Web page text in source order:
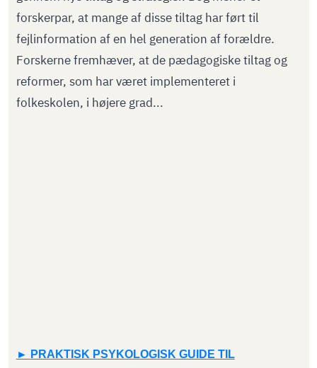
forskerpar, at mange af disse tiltag har ført til
fejlinformation af en hel generation af forældre.
Forskerne fremhæver, at de pædagogiske tiltag og
reformer, som har været implementeret i
folkeskolen, i højere grad...
PRAKTISK PSYKOLOGISK GUIDE TIL